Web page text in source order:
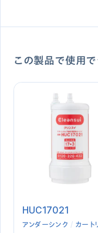
この製品で使用で
HUC17021
アンダーシンク カート